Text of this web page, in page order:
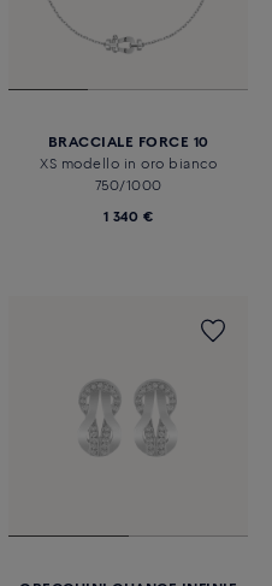
BRACCIALE FORCE 10
XS modello in oro bianco
750/1000
1 340 €